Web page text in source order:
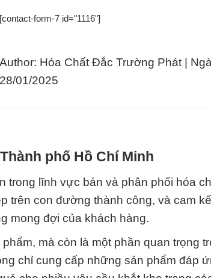
[contact-form-7 id="1116"]
Author: Hóa Chất Đắc Trường Phát |
28/01/2025
phố Hồ Chí Minh
trong lĩnh vực bán và phân phối hóa
trên con đường thành công, và cam
mong đợi của khách hàng.
mà còn là một phần quan trọng
chỉ cung cấp những sản phẩm đáp